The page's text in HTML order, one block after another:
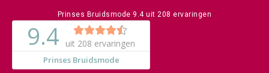
Prinses Bruidsmode 9.4uit208 ervaringen